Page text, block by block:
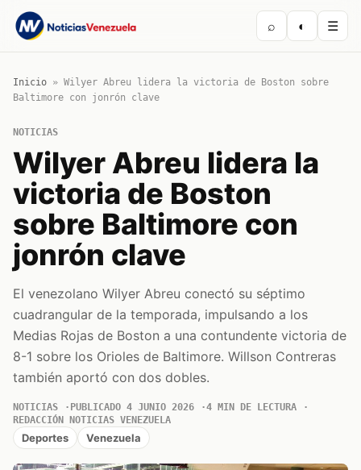
⌕ ◐ ☰
Inicio » Wilyer Abreu lidera la victoria de Boston sobre
Baltimore con jonrón clave
NOTICIAS
Wilyer Abreu lidera la
victoria de Boston
sobre Baltimore con
jonrón clave
El venezolano Wilyer Abreu conectó su séptimo
cuadrangular de la temporada, impulsando a los
Medias Rojas de Boston a una contundente victoria de
8-1 sobre los Orioles de Baltimore. Willson Contreras
también aportó con dos dobles.
NOTICIAS PUBLICADO 4 JUNIO 2026
4 MIN DE LECTURA
REDACCIÓN NOTICIAS VENEZUELA
Deportes Venezuela